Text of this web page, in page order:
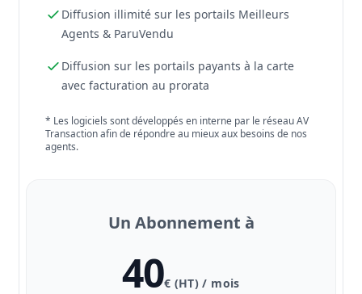
Diffusion illimité sur les portails Meilleurs
Agents & ParuVendu
Diffusion sur les portails payants à la carte
avec facturation au prorata
* Les logiciels sont développés en interne par le réseau AV
Transaction afin de répondre au mieux aux besoins de nos
agents.
Un Abonnement à
40€ (HT) / mois